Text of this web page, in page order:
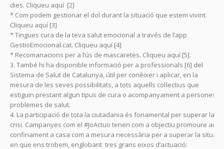
dies. Cliqueu aquí [2]
* Com podem gestionar el dol durant la situació que estem vivint.
Cliqueu aquí [3]
* Tingues cura de la teva salut emocional a través de l’app
GestioEmocional.cat. Cliqueu aquí [4]
* Recomanacions per a l’ús de mascaretes. Cliqueu aquí [5].
3. També hi ha disponible informació per a professionals [6] del
Sistema de Salut de Catalunya, útil per conèixer i aplicar, en la
mesura de les seves possibilitats, a tots aquells col·lectius que
estiguin prestant algun tipus de cura o acompanyament a persones
problemes de salut.
4. La participació de tota la ciutadania és fonamental per superar la
crisi. Campanyes com el #JoActuo tenen com a objectiu promoure
confinament a casa com a mesura necessària per a superar la
en que ens trobem, englobant tres grans eixos d’actuació: